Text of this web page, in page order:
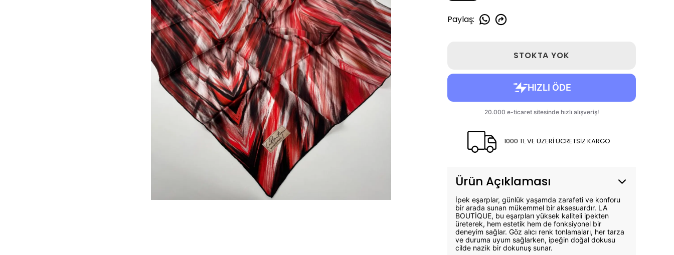
Paylaş:
STOKTA YOK
1000 TL VE ÜZERİ ÜCRETSİZ KARGO
Ürün Açıklaması
İpek eşarplar, günlük yaşamda zarafeti ve konforu
bir arada sunan mükemmel bir aksesuardır. LA
BOUTİQUE, bu eşarpları yüksek kaliteli ipekten
üreterek, hem estetik hem de fonksiyonel bir
deneyim sağlar. Göz alıcı renk tonlamaları, her tarza
ve duruma uyum sağlarken, ipeğin doğal dokusu
cilde nazik bir dokunuş sunar.